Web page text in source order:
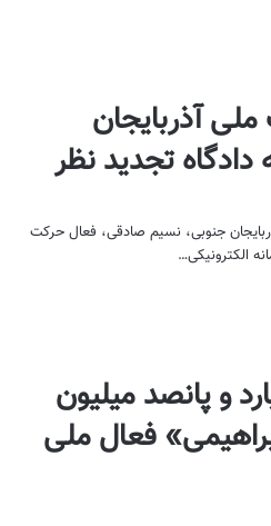
آذربایجان‌
تجدید نظر
جنوبی، نسیم صادقی، فعال حرکت
الکترونیکی…
و پانصد میلیون
فعال ملی